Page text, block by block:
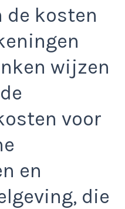
de kosten
wijzen
voor
en
die